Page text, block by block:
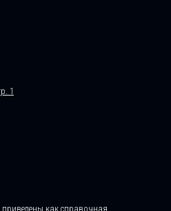
1
приведены как справочная